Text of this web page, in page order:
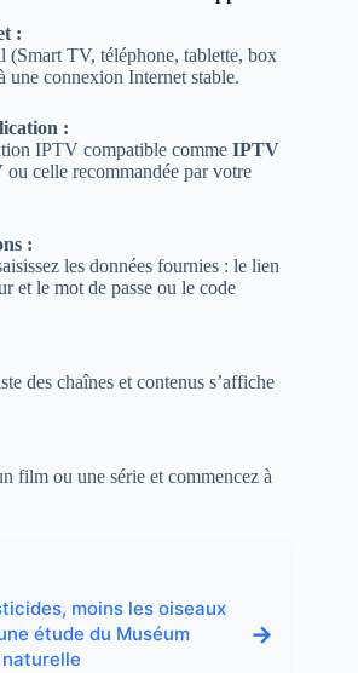
:
(Smart TV, téléphone, tablette, box
une connexion Internet stable.
:
IPTV compatible comme IPTV
ou celle recommandée par votre
:
les données fournies : le lien
et le mot de passe ou le code
des chaînes et contenus s’affiche
film ou une série et commencez à
moins les oiseaux
étude du Muséum
→